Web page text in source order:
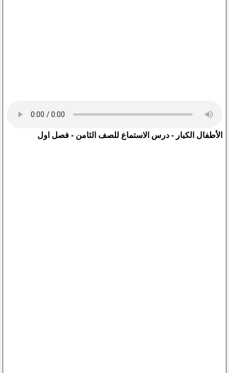
الأطفال الكبار - درس الاستماع للصف الثامن - فصل اول